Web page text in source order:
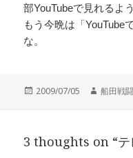
部YouTubeで見れるよ
もう今晩は「YouTube
な。
投
2009/07/05
作
船田戦
3 thoughts on “テ